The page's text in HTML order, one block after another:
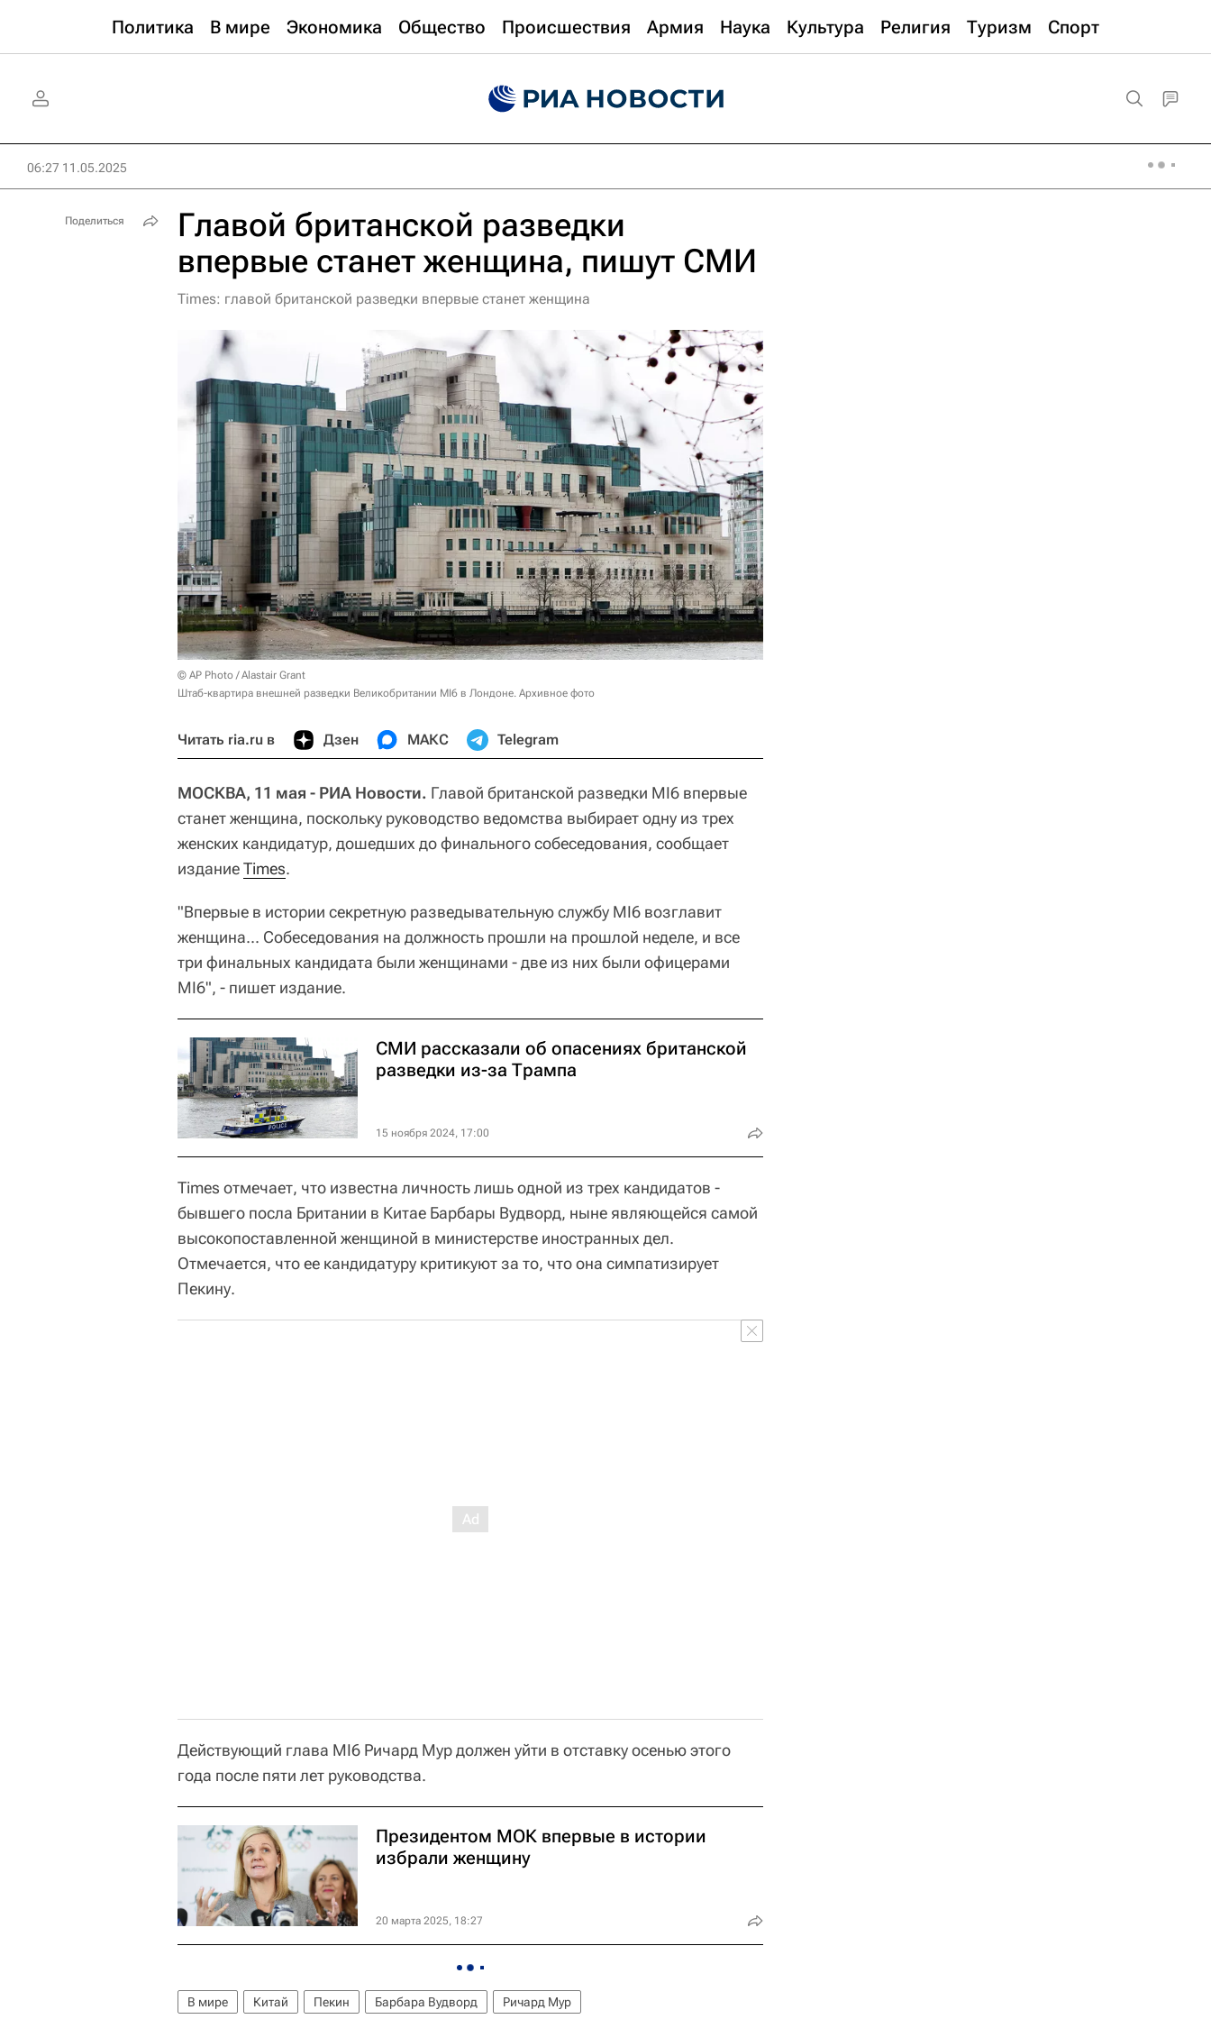
Политика В мире Экономика Общество Происшествия Армия Наука Культура Религия Туризм Спорт
06:27 11.05.2025
Главой британской разведки
впервые станет женщина, пишут СМИ
Times: главой британской разведки впервые станет женщина
© AP Photo / Alastair Grant
Штаб-квартира внешней разведки Великобритании MI6 в Лондоне. Архивное фото
Читать ria.ru в Дзен МАКС Telegram
МОСКВА, 11 мая - РИА Новости. Главой британской разведки MI6 впервые
станет женщина, поскольку руководство ведомства выбирает одну из трех
женских кандидатур, дошедших до финального собеседования, сообщает
изданиеTimes.
"Впервые в истории секретную разведывательную службу MI6 возглавит
женщина... Собеседования на должность прошли на прошлой неделе, и все
три финальных кандидата были женщинами - две из них были офицерами
MI6", - пишет издание.
СМИ рассказали об опасениях британской
разведки из-за Трампа
15 ноября 2024, 17:00
Times отмечает, что известна личность лишь одной из трех кандидатов -
бывшего посла Британии в Китае Барбары Вудворд, ныне являющейся самой
высокопоставленной женщиной в министерстве иностранных дел.
Отмечается, что ее кандидатуру критикуют за то, что она симпатизирует
Пекину.
Действующий глава MI6 Ричард Мур должен уйти в отставку осенью этого
года после пяти лет руководства.
Президентом МОК впервые в истории
избрали женщину
20 марта 2025, 18:27
В мире Китай Пекин Барбара Вудворд
Ричард Мур
Поделиться